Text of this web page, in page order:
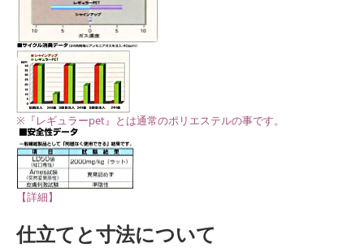
※『レギュラーpet』とは通常のポリエステルの事です。
【詳細】
仕立てと寸法について